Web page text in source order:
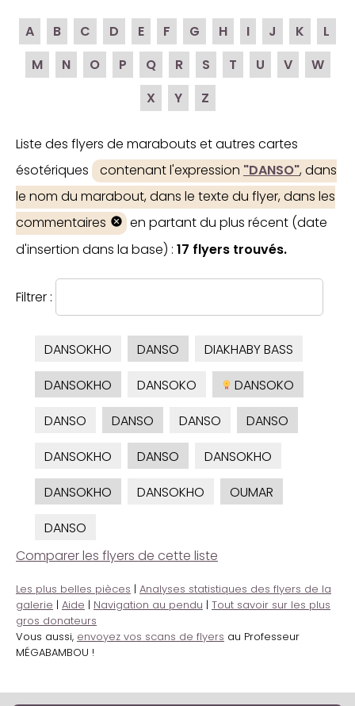
A B C D E F G H I J K
L
M
N O P Q R S T U V
W
X
Y Z
Liste des flyers de marabouts et autres cartes
ésotériques
contenant l'expression "DANSO", dans
le nom du marabout, dans le texte du flyer, dans les
commentaires
en partant du plus récent (date
d'insertion dans la base) : 17 flyers trouvés.
Filtrer :
DANSOKHO DANSO
DIAKHABY BASS
DANSOKHO
DANSOKO
DANSOKO
DANSO
DANSO DANSO
DANSO
DANSOKHO
DANSO
DANSOKHO
DANSOKHO
DANSOKHO
OUMAR
DANSO
Comparer les flyers de cette liste
Les plus belles pièces | Analyses statistiques des flyers de la
galerie | Aide | Navigation au pendu | Tout savoir sur les plus
gros donateurs
Vous aussi, envoyez vos scans de flyers au Professeur
MÉGABAMBOU !